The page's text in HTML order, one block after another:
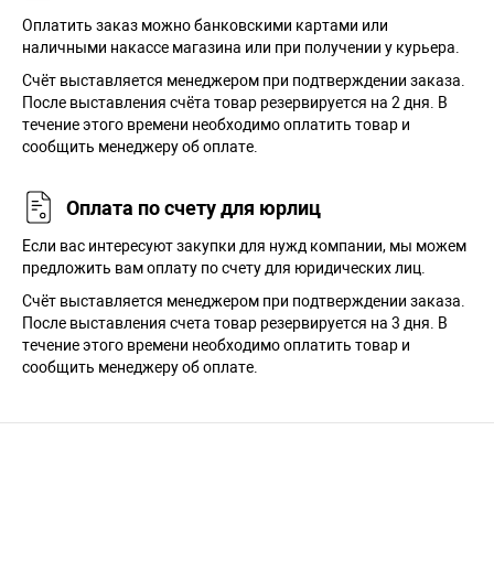
Оплатить заказ можно банковскими картами или
наличными накассе магазина или при получении у курьера.
Cчёт выставляется менеджером при подтверждении заказа.
После выставления счёта товар резервируется на 2 дня. В
течение этого времени необходимо оплатить товар и
сообщить менеджеру об оплате.
Оплата по счету для юрлиц
Если вас интересуют закупки для нужд компании, мы можем
предложить вам оплату по счету для юридических лиц.
Счёт выставляется менеджером при подтверждении заказа.
После выставления счета товар резервируется на 3 дня. В
течение этого времени необходимо оплатить товар и
сообщить менеджеру об оплате.